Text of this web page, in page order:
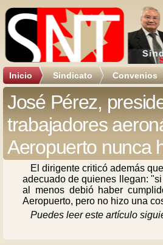
Inicio Sindicato Convenios
José Pérez,
trabajadores
Aeropuerto nunca
El dirigente criticó además
adecuado de quienes llegan:
al menos debió haber
Aeropuerto, pero no hizo una
Puedes leer este artículo